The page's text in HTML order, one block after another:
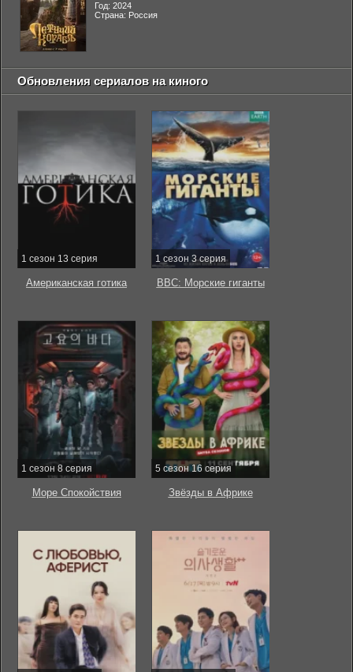
Год: 2024
Страна: Россия
Обновления сериалов на киного
1 сезон 13 серия
Американская готика
1 сезон 3 серия
BBC: Морские гиганты
1 сезон 8 серия
Море Спокойствия
5 сезон 16 серия
Звёзды в Африке